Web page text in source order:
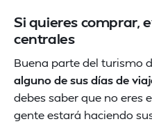
Si quieres comprar,
centrales
Buena parte del turismo
alguno de sus días de
debes saber que no eres
gente estará haciendo